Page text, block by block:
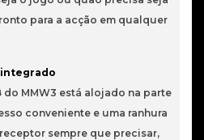
para a acção em qualquer
integrado
do MMW3 está alojado na parte
conveniente e uma ranhura
sempre que precisar,